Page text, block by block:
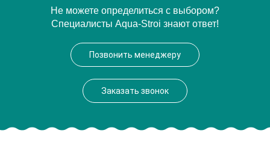
Производитель
Не можете определиться с выбором?
Специалисты Aqua-Stroi знают ответ!
Позвонить менеджеру
Заказать звонок